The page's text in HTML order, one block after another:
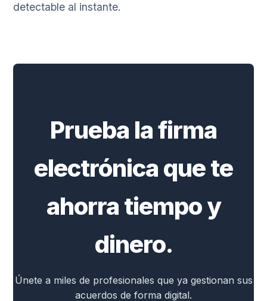
detectable al instante.
Prueba la firma
electrónica que te
ahorra tiempo y
dinero.
Únete a miles de profesionales que ya gestionan sus
acuerdos de forma digital.